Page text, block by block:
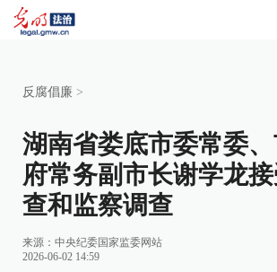
反腐倡廉 >
湖南省娄底市委常委
府常务副市长谢学龙
查和监察调查
来源： 中央纪委国家监委网站
2026-06-02 14:59